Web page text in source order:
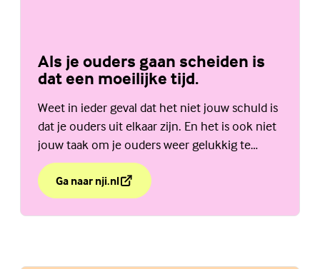
Als je ouders gaan scheiden is
dat een moeilijke tijd.
Weet in ieder geval dat het niet jouw schuld is
dat je ouders uit elkaar zijn. En het is ook niet
jouw taak om je ouders weer gelukkig te
maken. Bekijk de website van het NJi.
Ga naar nji.nl
over Als je ouders gaan scheiden is dat een moeilijke
(Externe link)